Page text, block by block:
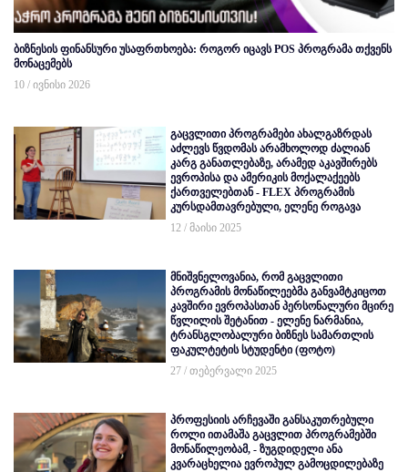
ბიზნესის ფინანსური უსაფრთხოება: როგორ იცავს POS პროგრამა თქვენს
მონაცემებს
10 / ივნისი 2026
გაცვლითი პროგრამები ახალგაზრდას
აძლევს წვდომას არამხოლოდ ძალიან
კარგ განათლებაზე, არამედ აკავშირებს
ევროპისა და ამერიკის მოქალაქეებს
ქართველებთან - FLEX პროგრამის
კურსდამთავრებული, ელენე როგავა
12 / მაისი 2025
მნიშვნელოვანია, რომ გაცვლითი
პროგრამის მონაწილეებმა განვამტკიცოთ
კავშირი ევროპასთან პერსონალური მცირე
წვლილის შეტანით - ელენე ნარმანია,
ტრანსგლობალური ბიზნეს სამართლის
ფაკულტეტის სტუდენტი (ფოტო)
27 / თებერვალი 2025
პროფესიის არჩევაში განსაკუთრებული
როლი ითამაშა გაცვლით პროგრამებში
მონაწილეობამ, - ზუგდიდელი ანა
კვარაცხელია ევროპულ გამოცდილებაზე